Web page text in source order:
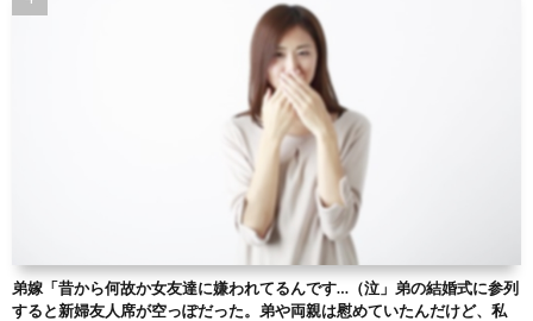
弟嫁「昔から何故か女友達に嫌われてるんです…（泣」弟の結婚式に参列
すると新婦友人席が空っぽだった。弟や両親は慰めていたんだけど、私